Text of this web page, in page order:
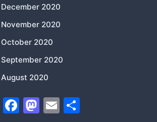
December 2020
November 2020
October 2020
September 2020
August 2020
F
M E